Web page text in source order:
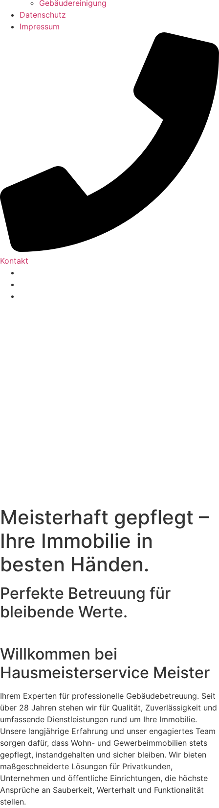
Gebäudereinigung
Datenschutz
Impressum
Kontakt
Meisterhaft gepflegt –
Ihre Immobilie in
besten Händen.
Perfekte Betreuung für
bleibende Werte.
Willkommen bei
Hausmeisterservice Meister
Ihrem Experten für professionelle Gebäudebetreuung. Seit
über 28 Jahren stehen wir für Qualität, Zuverlässigkeit und
umfassende Dienstleistungen rund um Ihre Immobilie.
Unsere langjährige Erfahrung und unser engagiertes Team
sorgen dafür, dass Wohn- und Gewerbeimmobilien stets
gepflegt, instandgehalten und sicher bleiben. Wir bieten
maßgeschneiderte Lösungen für Privatkunden,
Unternehmen und öffentliche Einrichtungen, die höchste
Ansprüche an Sauberkeit, Werterhalt und Funktionalität
stellen.